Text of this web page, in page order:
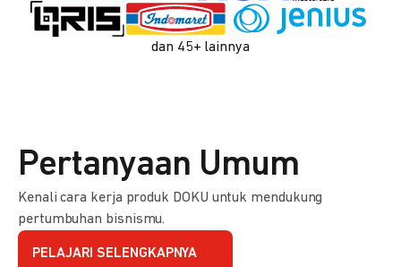
dan 45+ lainnya
Pertanyaan Umum
Kenali cara kerja produk DOKU untuk mendukung
pertumbuhan bisnismu.
PELAJARI SELENGKAPNYA